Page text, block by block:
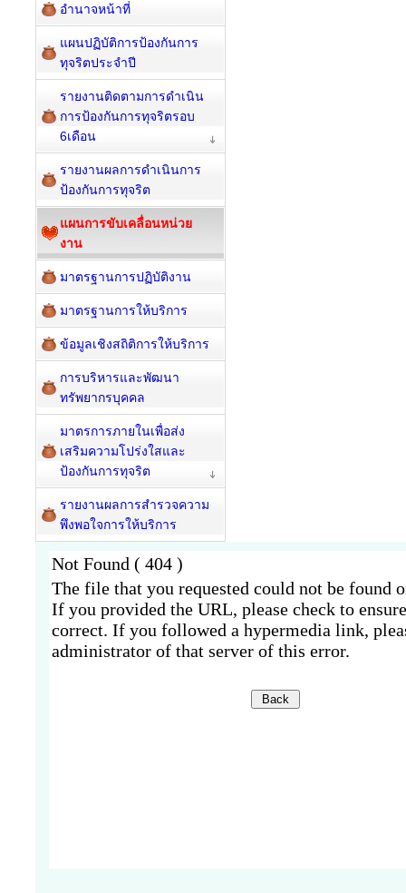
อำนาจหน้าที่
แผนปฏิบัติการป้องกันการ
ทุจริตประจำปี
รายงานติดตามการดำเนิน
การป้องกันการทุจริตรอบ
6เดือน
รายงานผลการดำเนินการ
ป้องกันการทุจริต
แผนการขับเคลื่อนหน่วย
งาน
มาตรฐานการปฏิบัติงาน
มาตรฐานการให้บริการ
ข้อมูลเชิงสถิติการให้บริการ
การบริหารและพัฒนา
ทรัพยากรบุคคล
มาตรการภายในเพื่อส่ง
เสริมความโปร่งใสและ
ป้องกันการทุจริต
รายงานผลการสำรวจความ
พึงพอใจการให้บริการ